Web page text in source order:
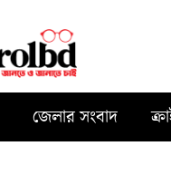
জেলার সংবাদ